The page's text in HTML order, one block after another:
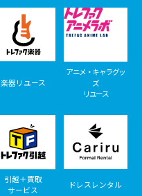
楽器リユース
アニメ・キャラグッ
ズ
リユース
引越＋買取
サービス
ドレスレンタル